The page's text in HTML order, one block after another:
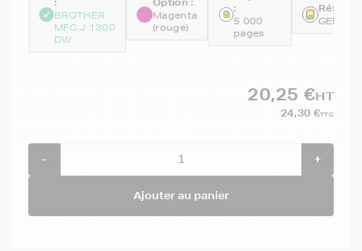
BROTHER
MFC J 1300
DW
Magenta
(rouge)
:
5 000
pages
20,25 €HT
24,30 €TTC
- +
Ajouter au panier